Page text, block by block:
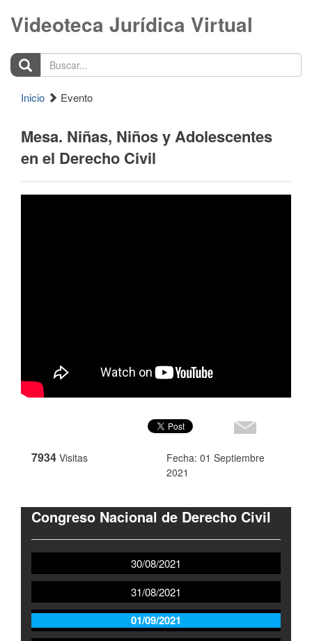
Videoteca Jurídica Virtual
Buscar...
Inicio Evento
Mesa. Niñas, Niños y Adolescentes
en el Derecho Civil
7934 Visitas
Fecha: 01 Septiembre
2021
Congreso Nacional de Derecho Civil
30/08/2021
31/08/2021
01/09/2021